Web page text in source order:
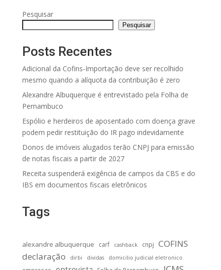
Pesquisar
Pesquisar
Posts Recentes
Adicional da Cofins-Importação deve ser recolhido
mesmo quando a alíquota da contribuição é zero
Alexandre Albuquerque é entrevistado pela Folha de
Pernambuco
Espólio e herdeiros de aposentado com doença grave
podem pedir restituição do IR pago indevidamente
Donos de imóveis alugados terão CNPJ para emissão
de notas fiscais a partir de 2027
Receita suspenderá exigência de campos da CBS e do
IBS em documentos fiscais eletrônicos
Tags
alexandre albuquerque carf cashback cnpj
COFINS
declaração
dirbi dividas domicilio judicial eletronico